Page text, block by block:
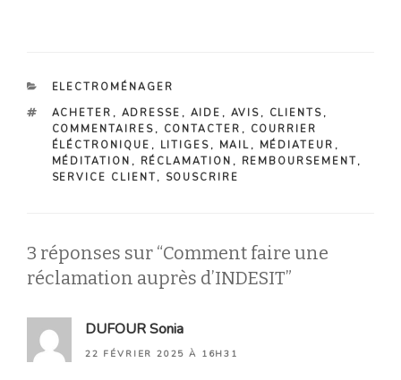
CATÉGORIES
ELECTROMÉNAGER
ÉTIQUETTES
ACHETER , ADRESSE , AIDE , AVIS , CLIENTS ,
COMMENTAIRES , CONTACTER , COURRIER
ÉLÉCTRONIQUE , LITIGES , MAIL , MÉDIATEUR ,
MÉDITATION , RÉCLAMATION , REMBOURSEMENT,
SERVICE CLIENT, SOUSCRIRE
3 réponses sur “Comment faire une
réclamation auprès d’INDESIT”
DUFOUR Sonia
22 FÉVRIER 2025 À 16H31